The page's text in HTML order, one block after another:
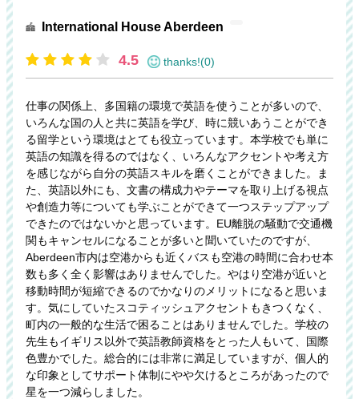
International House Aberdeen
4.5 thanks!(0)
仕事の関係上、多国籍の環境で英語を使うことが多いので、
いろんな国の人と共に英語を学び、時に競いあうことができ
る留学という環境はとても役立っています。本学校でも単に
英語の知識を得るのではなく、いろんなアクセントや考え方
を感じながら自分の英語スキルを磨くことができました。ま
た、英語以外にも、文書の構成力やテーマを取り上げる視点
や創造力等についても学ぶことができて一つステップアップ
できたのではないかと思っています。EU離脱の騒動で交通機
関もキャンセルになることが多いと聞いていたのですが、
Aberdeen市内は空港からも近くバスも空港の時間に合わせ本
数も多く全く影響はありませんでした。やはり空港が近いと
移動時間が短縮できるのでかなりのメリットになると思いま
す。気にしていたスコティッシュアクセントもきつくなく、
町内の一般的な生活で困ることはありませんでした。学校の
先生もイギリス以外で英語教師資格をとった人もいて、国際
色豊かでした。総合的には非常に満足していますが、個人的
な印象としてサポート体制にやや欠けるところがあったので
星を一つ減らしました。